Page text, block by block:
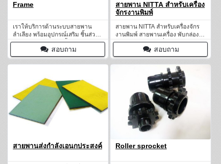
Frame
เราให้บริการด้านระบบสายพาน
ลำเลียง พร้อมอุปกรณ์เสริม ชิ้นส่วน
และอะไหล่ต่าง ๆ อีกทั้งยังมีช่าง
เทคนิคคอยให้บริการหลังการขาย
ครบวงจร
สอบถาม
สายพาน NITTA สำหรับเครื่อง
จักรงานพิมพ์
สายพาน NITTA สำหรับเครื่องจักร
งานพิมพ์ สายพานเครื่อง พับกล่องไร้
รอยต่อ สายพานเครื่องพิมพ์ แบบมี
ลมดูด สายพานโรง ผลิตกระป๋อง.
สายพานโรงพิมพ์ และโรงทอจาก
ญี่ปุ่น
สอบถาม
สายพานส่งกำลังเอนกประสงค์ Roller sprocket